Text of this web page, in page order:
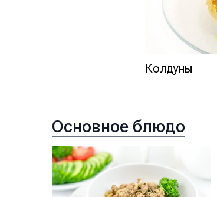
Колдуны
Основное блюдо